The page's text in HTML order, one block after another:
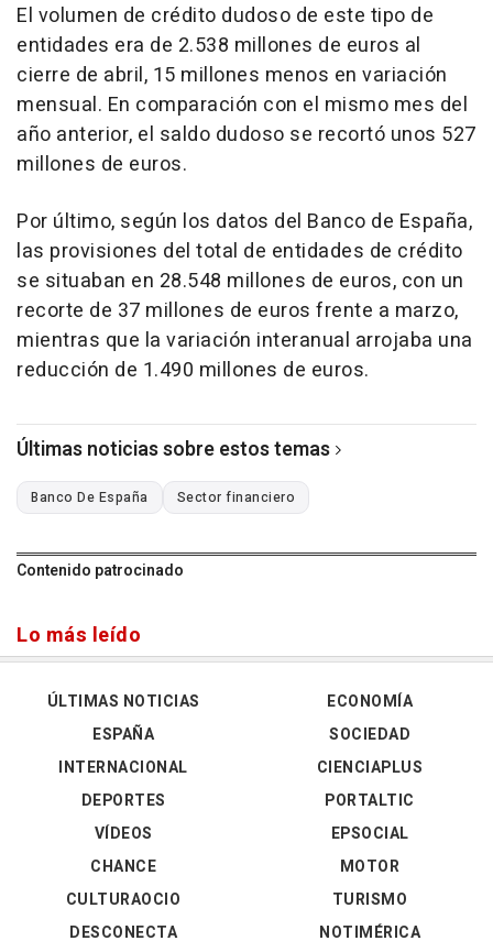
El volumen de crédito dudoso de este tipo de
entidades era de 2.538 millones de euros al
cierre de abril, 15 millones menos en variación
mensual. En comparación con el mismo mes del
año anterior, el saldo dudoso se recortó unos 527
millones de euros.
Por último, según los datos del Banco de España,
las provisiones del total de entidades de crédito
se situaban en 28.548 millones de euros, con un
recorte de 37 millones de euros frente a marzo,
mientras que la variación interanual arrojaba una
reducción de 1.490 millones de euros.
Últimas noticias sobre estos temas
Banco De España Sector financiero
Contenido patrocinado
Lo más leído
ÚLTIMAS NOTICIAS
ESPAÑA
INTERNACIONAL
DEPORTES
VÍDEOS
ECONOMÍA
SOCIEDAD
CIENCIAPLUS
PORTALTIC
EPSOCIAL
CHANCE
CULTURAOCIO
DESCONECTA
MOTOR
TURISMO
NOTIMÉRICA